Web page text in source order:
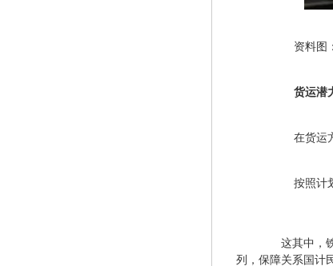
资料图：
货运潜
在货运方
按照计划
这其中，铁
列，保障关系国计